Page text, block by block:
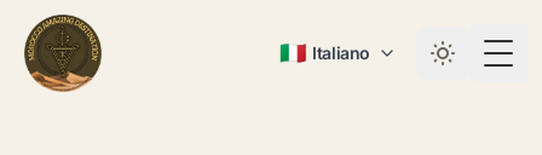
🇮🇹 Italiano